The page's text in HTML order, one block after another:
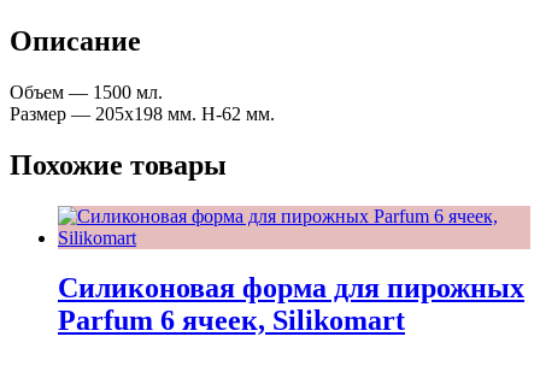
Сердцебиение
(Batticuore),
Silikomart
Описание
Объем — 1500 мл.
Размер — 205х198 мм. Н-62 мм.
Похожие товары
Силиконовая форма для пирожных
Parfum 6 ячеек, Silikomart